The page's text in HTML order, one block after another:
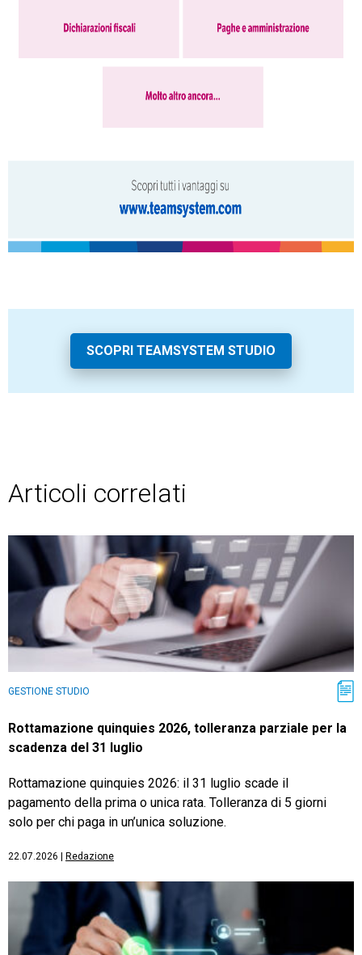
SCOPRI TEAMSYSTEM STUDIO
Articoli correlati
GESTIONE STUDIO
Rottamazione quinquies 2026, tolleranza parziale per la
scadenza del 31 luglio
Rottamazione quinquies 2026: il 31 luglio scade il
pagamento della prima o unica rata. Tolleranza di 5 giorni
solo per chi paga in un’unica soluzione.
22.07.2026 Redazione